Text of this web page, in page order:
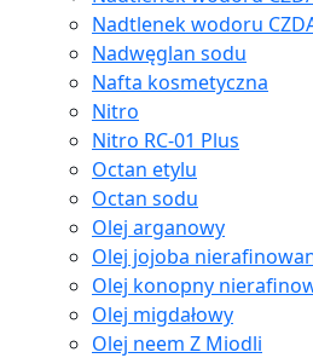
Nadtlenek wodoru
Nadwęglan sodu
Nafta kosmetyczna
Nitro
Nitro RC-01 Plus
Octan etylu
Octan sodu
Olej arganowy
Olej jojoba
Olej konopny
Olej migdałowy
Olej neem Z Miodli